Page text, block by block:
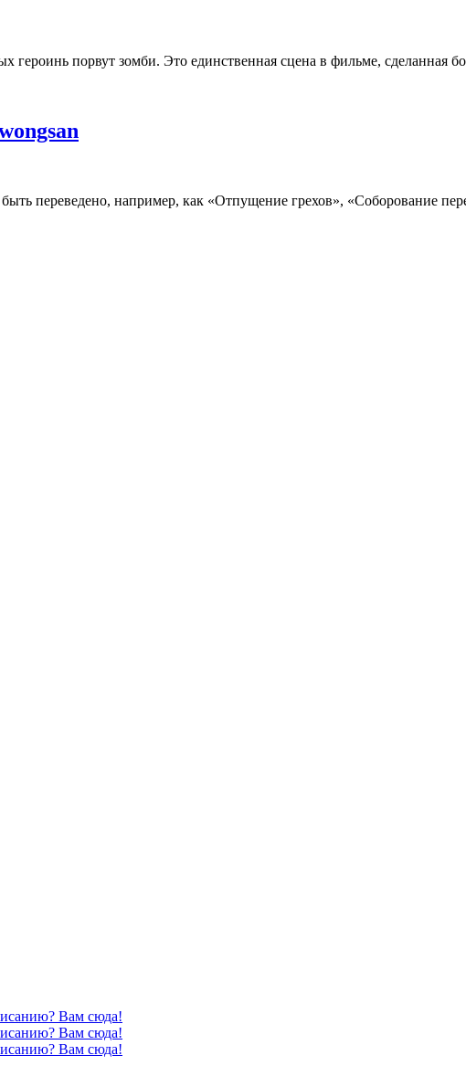
героинь порвут зомби. Это единственная сцена в фильме, сделанная
переведено, например, как «Отпущение грехов», «Соборование
Вам сюда!
Вам сюда!
Вам сюда!